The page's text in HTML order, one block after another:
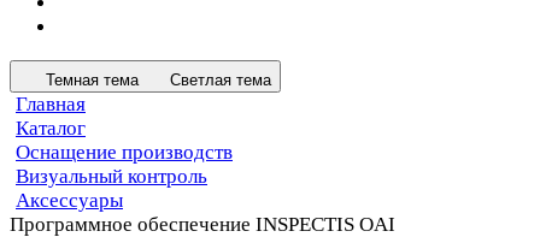
Темная тема Светлая тема
Главная
Каталог
Оснащение производств
Визуальный контроль
Аксессуары
Программное обеспечение INSPECTIS OAI